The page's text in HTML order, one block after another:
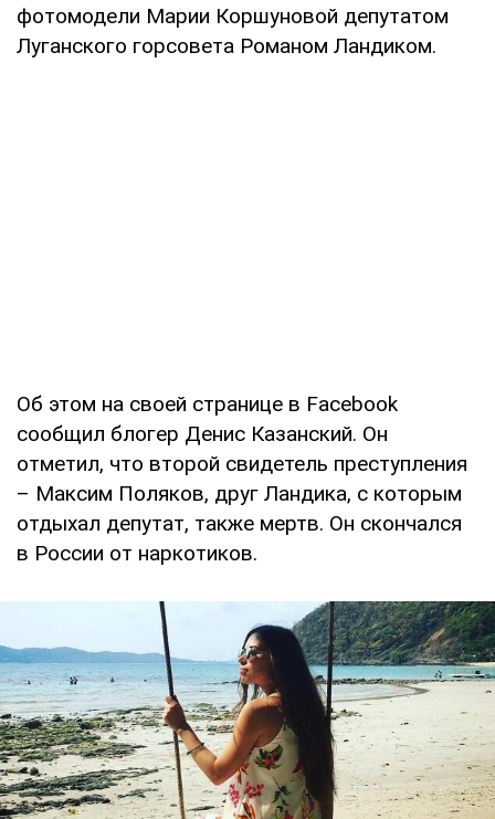
фотомодели Марии Коршуновой депутатом
Луганского горсовета Романом Ландиком.
Об этом на своей странице в Facebook
сообщил блогер Денис Казанский. Он
отметил, что второй свидетель преступления
– Максим Поляков, друг Ландика, с которым
отдыхал депутат, также мертв. Он скончался
в России от наркотиков.